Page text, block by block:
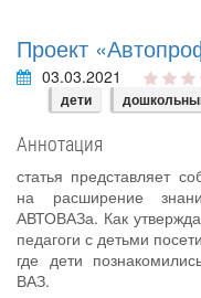
Проект
03.03.2021
дети
Аннотация
статья представляет
на расширение
АВТОВАЗа. Как
педагоги с детьми
где дети
ВАЗ.